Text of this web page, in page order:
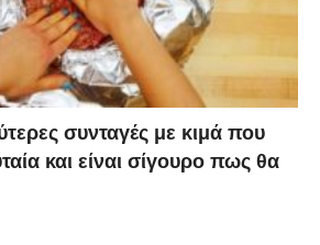
συνταγές με κιμά που
και είναι σίγουρο πως θα